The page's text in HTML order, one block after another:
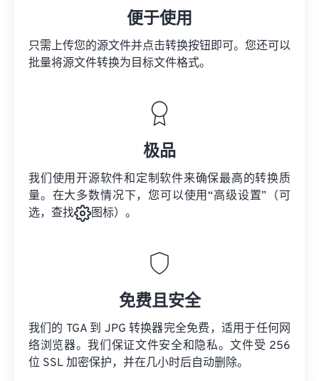
便于使用
只需上传您的源文件并点击转换按钮即可。您还可以
批量将源文件转换为目标文件格式。
极品
我们使用开源软件和定制软件来确保最高的转换质
量。在大多数情况下，您可以使用“高级设置”（可
选，查找
图标）。
免费且安全
我们的 TGA 到 JPG 转换器完全免费，适用于任何网
络浏览器。我们保证文件安全和隐私。文件受 256
位 SSL 加密保护，并在几小时后自动删除。